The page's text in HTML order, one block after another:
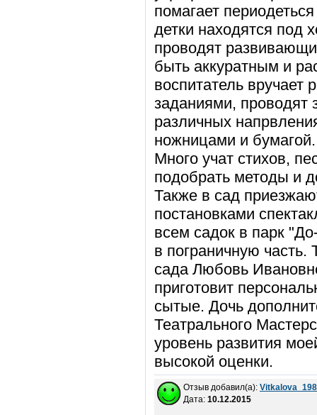
помагает
детки находятся
проводят
быть аккуратным и
воспитатель
заданиями, проводят
различных
ножницами и
Много учат стихов,
подобрать методы и
Также в сад
постановками
всем садок в парк
в пограничную
сада Любовь
приготовит
сытые. Дочь
Театрального
уровень развития
высокой оценки.
Отзыв добавил(а):
Дата: 10.12.2015